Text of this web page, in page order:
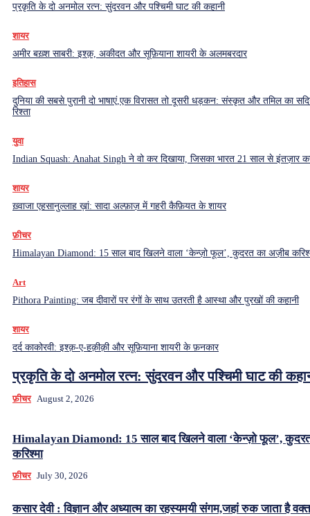
प्रकृति के दो अनमोल रत्न: सुंदरवन और पश्चिमी घाट की कहानी
शायर
अमीर बख़्श साबरी: इश्क़, अकीदत और सूफ़ियाना शायरी के अलमबरदार
इतिहास
दुनिया की सबसे पुरानी दो भाषाएं,एक विरासत तो दूसरी धड़कन: संस्कृत और तमिल का
रिश्ता
युवा
Indian Squash: Anahat Singh ने वो कर दिखाया, जिसका भारत 21 साल से इंतज़ार
शायर
ख़्वाजा एहसानुल्लाह ख़ां: सादा अल्फ़ाज़ में गहरी कैफ़ियत के शायर
फ़ीचर
Himalayan Diamond: 15 साल बाद खिलने वाला ‘केन्ज़ो फूल’, कुदरत का अज़ीब
Art
Pithora Painting: जब दीवारों पर रंगों के साथ उतरती है आस्था और पुरखों की कहानी
शायर
दर्द काकोरवी: इश्क़-ए-हक़ीक़ी और सूफ़ियाना शायरी के फ़नकार
प्रकृति के दो अनमोल रत्न: सुंदरवन और पश्चिमी घाट की
फ़ीचर August 2, 2026
Himalayan Diamond: 15 साल बाद खिलने वाला ‘केन्ज़ो फूल’,
करिश्मा
फ़ीचर July 30, 2026
कसार देवी : विज्ञान और अध्यात्म का रहस्यमयी संगम,जहां रुक जाता है